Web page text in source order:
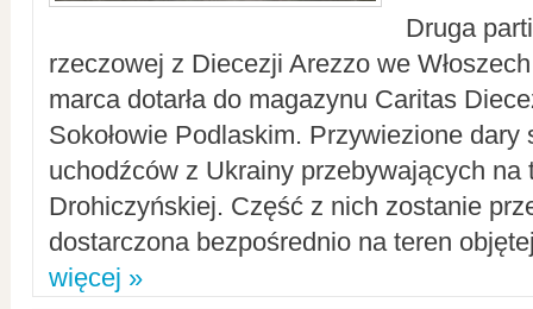
Druga
rzeczowej z Diecezji Arezzo we
marca dotarła do magazynu Caritas
Sokołowie Podlaskim. Przywiezione dary
uchodźców z Ukrainy przebywających na
Drohiczyńskiej. Część z nich zostanie
dostarczona bezpośrednio na teren
więcej »